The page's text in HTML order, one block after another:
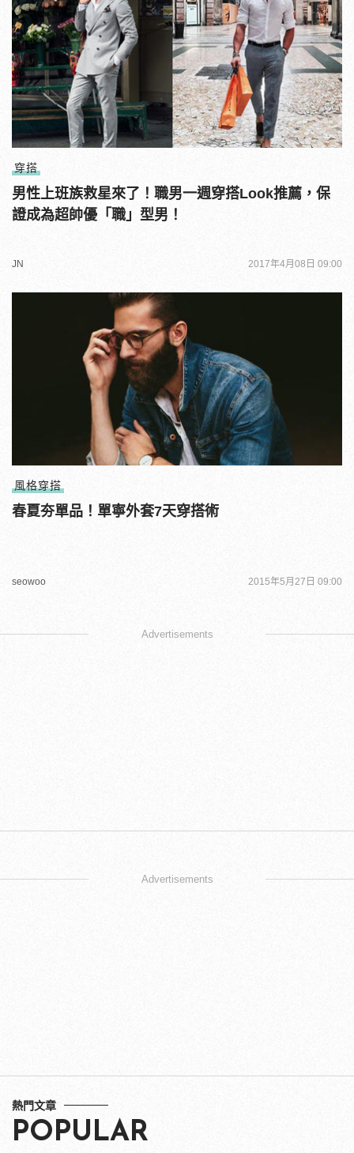
穿搭
男性上班族救星來了！職男一週穿搭Look推薦，保
證成為超帥優「職」型男！
JN 2017年4月08日 09:00
風格穿搭
春夏夯單品！單寧外套7天穿搭術
seowoo 2015年5月27日 09:00
Advertisements
Advertisements
熱門文章
POPULAR